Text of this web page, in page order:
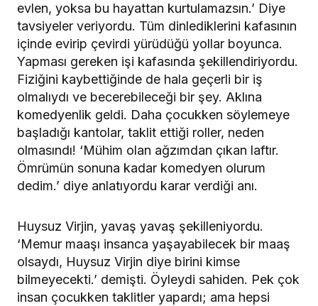
evlen, yoksa bu hayattan kurtulamazsın.’ Diye
tavsiyeler veriyordu. Tüm dinlediklerini kafasının
içinde evirip çevirdi yürüdüğü yollar boyunca.
Yapması gereken işi kafasında şekillendiriyordu.
Fiziğini kaybettiğinde de hala geçerli bir iş
olmalıydı ve becerebileceği bir şey. Aklına
komedyenlik geldi. Daha çocukken söylemeye
başladığı kantolar, taklit ettiği roller, neden
olmasındı! ‘Mühim olan ağzımdan çıkan laftır.
Ömrümün sonuna kadar komedyen olurum
dedim.’ diye anlatıyordu karar verdiği anı.
Huysuz Virjin, yavaş yavaş şekilleniyordu.
‘Memur maaşı insanca yaşayabilecek bir maaş
olsaydı, Huysuz Virjin diye birini kimse
bilmeyecekti.’ demişti. Öyleydi sahiden. Pek çok
insan çocukken taklitler yapardı; ama hepsi